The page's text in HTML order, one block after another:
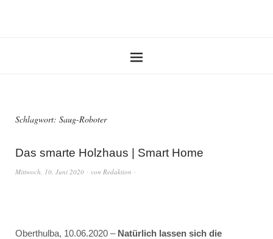
Schlagwort: Saug-Roboter
Das smarte Holzhaus | Smart Home
Mittwoch, 10. Juni 2020 von Redaktion
Oberthulba, 10.06.2020 – Natürlich lassen sich die